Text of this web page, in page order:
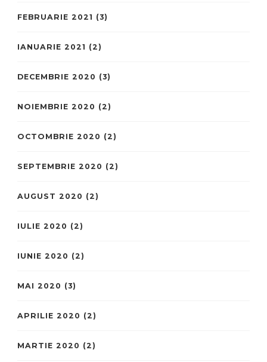
FEBRUARIE 2021 (3)
IANUARIE 2021 (2)
DECEMBRIE 2020 (3)
NOIEMBRIE 2020 (2)
OCTOMBRIE 2020 (2)
SEPTEMBRIE 2020 (2)
AUGUST 2020 (2)
IULIE 2020 (2)
IUNIE 2020 (2)
MAI 2020 (3)
APRILIE 2020 (2)
MARTIE 2020 (2)